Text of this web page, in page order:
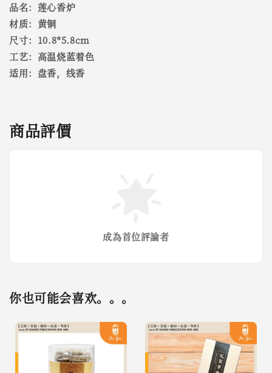
品名：莲心香炉
材质：黄铜
尺寸：10.8*5.8cm
工艺：高温烧蓝着色
适用：盘香，线香
商品評價
成為首位評論者
你也可能会喜欢。。。